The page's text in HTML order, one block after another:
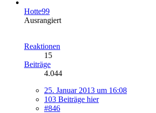
Hotte99
Ausrangiert
Reaktionen
15
Beiträge
4.044
25. Januar 2013 um 16:08
103 Beiträge hier
#846